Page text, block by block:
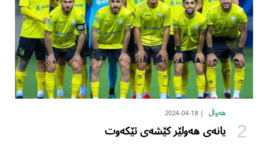
هەواڵ 2024-04-18
یانەی هەولێر کێشەی تێکەوت